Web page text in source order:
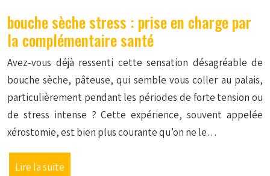
bouche sèche stress : prise en charge par
la complémentaire santé
Avez-vous déjà ressenti cette sensation désagréable de
bouche sèche, pâteuse, qui semble vous coller au palais,
particulièrement pendant les périodes de forte tension ou
de stress intense ? Cette expérience, souvent appelée
xérostomie, est bien plus courante qu’on ne le…
Lire la suite